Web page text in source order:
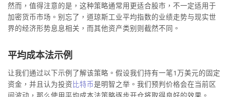
然而，值得注意的是，这种策略通常用更适合股市，不一定适用于
加密货币市场。别忘了，道琼斯工业平均指数的业绩走势与现实世
界的经济形势息息相关，而其他资产类别则截然不同。
平均成本法示例
让我们通过以下示例了解该策略。假设我们持有一笔1万美元的固定
资金，并且认为投资比特币是明智之举。我们预判价格会在当前区